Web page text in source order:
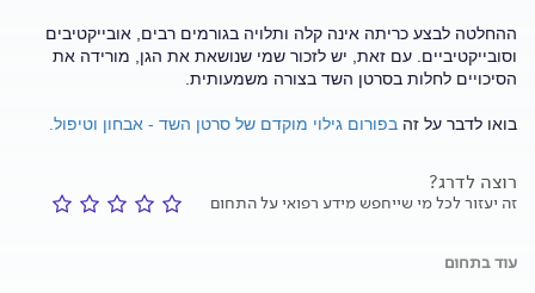
ההחלטה לבצע כריתה אינה קלה ותלויה בגורמים רבים, אובייקטיבים
וסובייקטיביים. עם זאת, יש לזכור שמי שנושאת את הגן, מורידה את
הסיכויים לחלות בסרטן השד בצורה משמעותית.
בואו לדבר על זה בפורום גילוי מוקדם של סרטן השד - אבחון וטיפול.
רוצה לדרג?
זה יעזור לכל מי שייחפש מידע רפואי על התחום
עוד בתחום